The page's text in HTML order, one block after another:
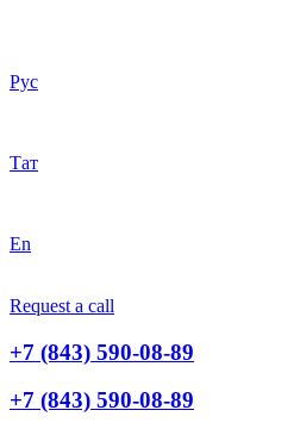
Рус
Тат
En
Request a call
+7 (843) 590-08-89
+7 (843) 590-08-89